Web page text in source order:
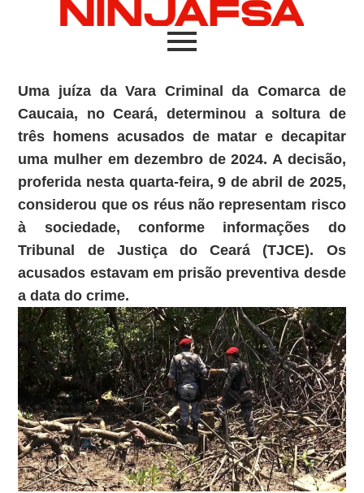
Uma juíza da Vara Criminal da Comarca de
Caucaia, no Ceará, determinou a soltura de
três homens acusados de matar e decapitar
uma mulher em dezembro de 2024. A decisão,
proferida nesta quarta-feira, 9 de abril de 2025,
considerou que os réus não representam risco
à sociedade, conforme informações do
Tribunal de Justiça do Ceará (TJCE). Os
acusados estavam em prisão preventiva desde
a data do crime.